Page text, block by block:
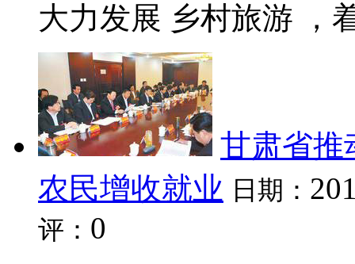
大力发展 乡村旅游 ，
甘肃省推
农民增收就业 日期：
评： 0